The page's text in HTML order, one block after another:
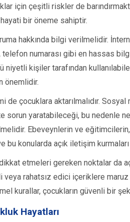
için çeşitli riskler de
bir öneme sahiptir.
hakkında bilgi verilmelidir.
numarası gibi en hassas
niyetli kişiler tarafından
önemlidir.
de çocuklara aktarılmalıdır.
sorun yaratabileceği, bu nedenle
Ebeveynlerin ve
bu konularda açık iletişim
etmeleri gereken noktalar da
veya rahatsız edici içeriklere
kurallar, çocukların güvenli bir
Hayatları